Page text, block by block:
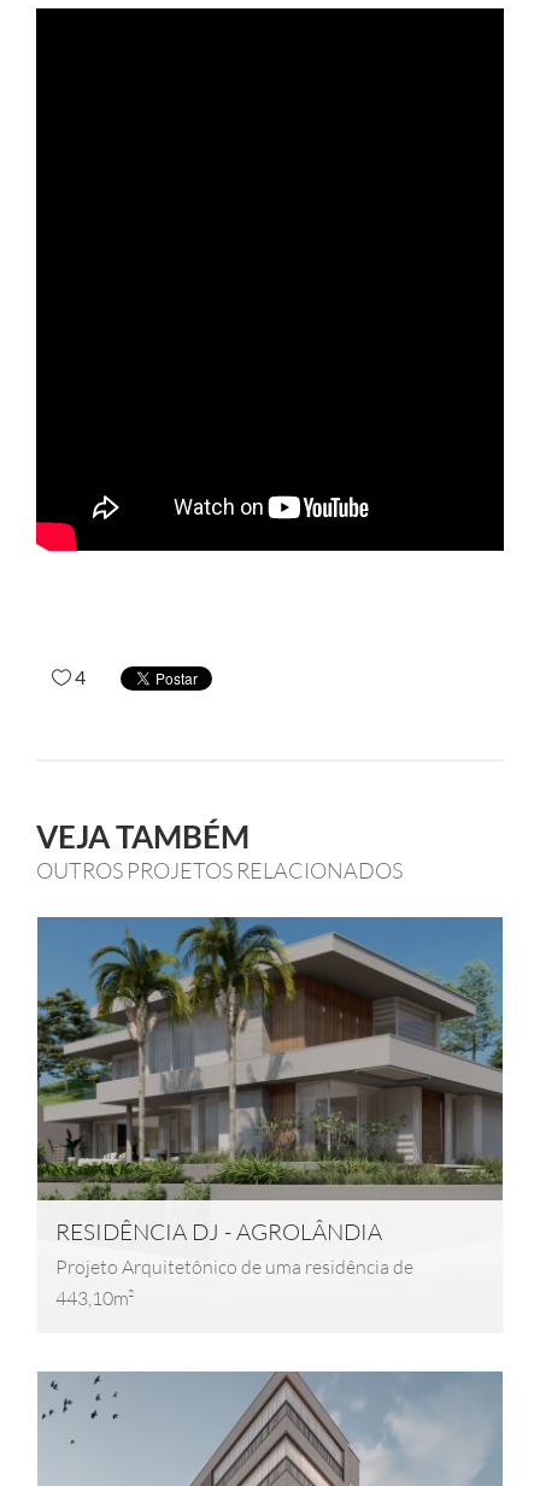
4
VEJA TAMBÉM
OUTROS PROJETOS RELACIONADOS
RESIDÊNCIA DJ - AGROLÂNDIA
Projeto Arquitetônico de uma residência de
443,10m²